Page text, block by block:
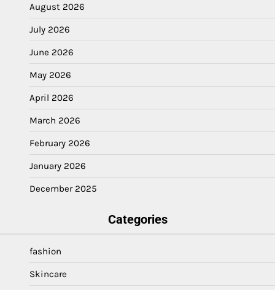
August 2026
July 2026
June 2026
May 2026
April 2026
March 2026
February 2026
January 2026
December 2025
Categories
fashion
Skincare